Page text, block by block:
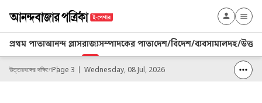
প্রথম পাতাআনন্দ প্লাসরাজ্যসম্পাদকের পাতাদেশ/বিদেশ/ব্যবসামালদহ/উত্তর
উত্তরবঙ্গের দক্ষিণেPage 3 Wednesday, 08 Jul, 2026